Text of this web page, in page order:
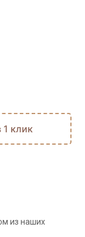
1 клик
из наших